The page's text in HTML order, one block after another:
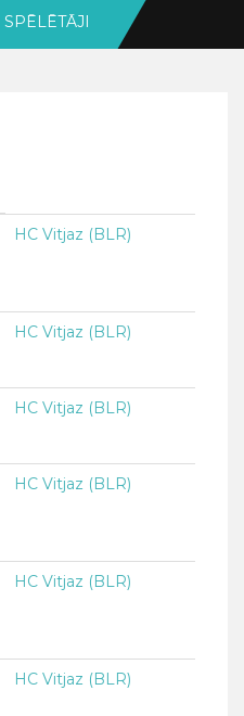
SPĒLĒTĀJI
HC Vitjaz (BLR)
HC Vitjaz (BLR)
HC Vitjaz (BLR)
HC Vitjaz (BLR)
HC Vitjaz (BLR)
HC Vitjaz (BLR)